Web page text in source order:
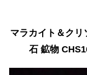
マラカイト＆ク
石 鉱物